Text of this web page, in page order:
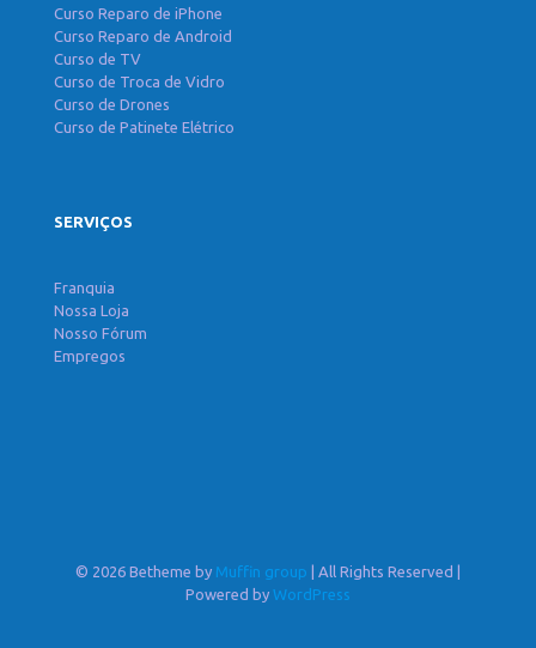
Curso Reparo de iPhone
Curso Reparo de Android
Curso de TV
Curso de Troca de Vidro
Curso de Drones
Curso de Patinete Elétrico
SERVIÇOS
Franquia
Nossa Loja
Nosso Fórum
Empregos
© 2026 Betheme by Muffin group | All Rights Reserved |
Powered by WordPress